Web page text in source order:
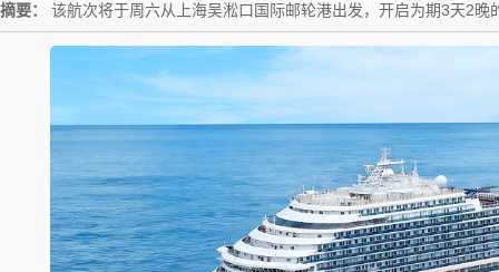
摘要： 该航次将于周六从上海吴淞口国际邮轮港出发，开启为期3天2晚